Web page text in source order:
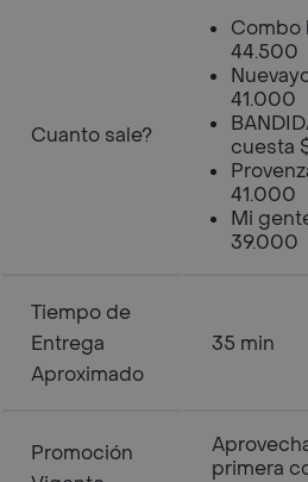
Cuanto sale?
Combo
44.500
41.000
cuesta
41.000
Mi
39.000
Tiempo de
Entrega
Aproximado
35 min
Promoción
primera